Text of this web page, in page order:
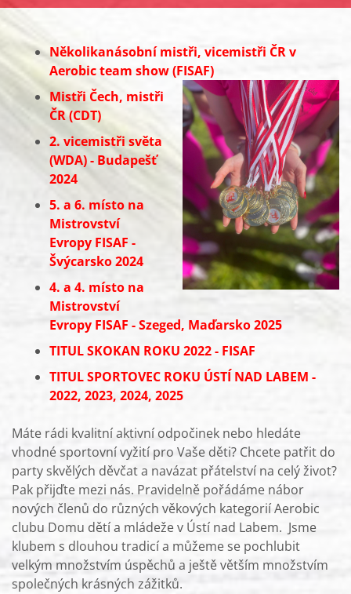
Několikanásobní mistři, vicemistři ČR v
Aerobic team show (FISAF)
Mistři Čech, mistři
ČR (CDT)
2. vicemistři světa
(WDA) - Budapešť
2024
5. a 6. místo na
Mistrovství
Evropy FISAF -
Švýcarsko 2024
4. a 4. místo na
Mistrovství
Evropy FISAF - Szeged, Maďarsko 2025
TITUL SKOKAN ROKU 2022 - FISAF
TITUL SPORTOVEC ROKU ÚSTÍ NAD LABEM -
2022, 2023, 2024, 2025
Máte rádi kvalitní aktivní odpočinek nebo hledáte
vhodné sportovní vyžití pro Vaše děti? Chcete patřit do
party skvělých děvčat a navázat přátelství na celý život?
Pak přijďte mezi nás. Pravidelně pořádáme nábor
nových členů do různých věkových kategorií Aerobic
clubu Domu dětí a mládeže v Ústí nad Labem. Jsme
klubem s dlouhou tradicí a můžeme se pochlubit
velkým množstvím úspěchů a ještě větším množstvím
společných krásných zážitků.